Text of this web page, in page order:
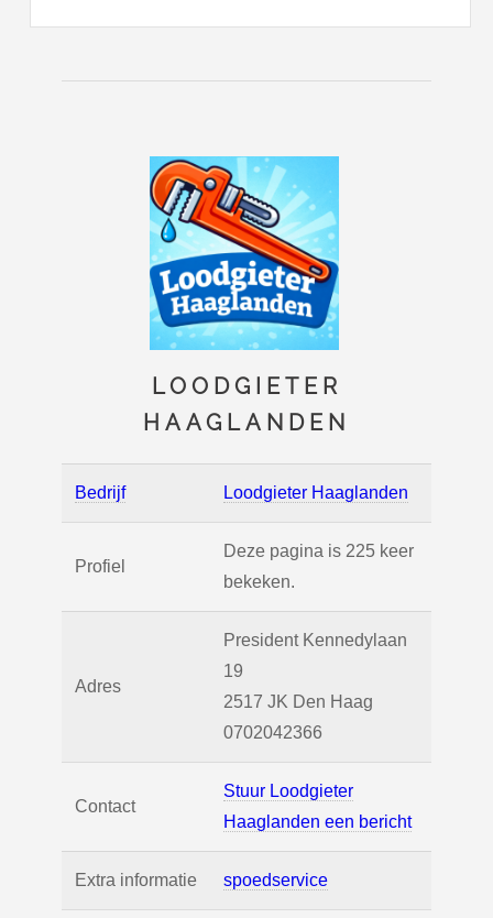
LOODGIETER
HAAGLANDEN
Bedrijf Loodgieter Haaglanden
Profiel
Deze pagina is 225 keer
bekeken.
Adres
President Kennedylaan
19
2517 JK Den Haag
0702042366
Contact
Stuur Loodgieter
Haaglanden een bericht
Extra informatie spoedservice